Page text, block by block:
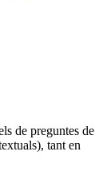
de preguntes de
tant en